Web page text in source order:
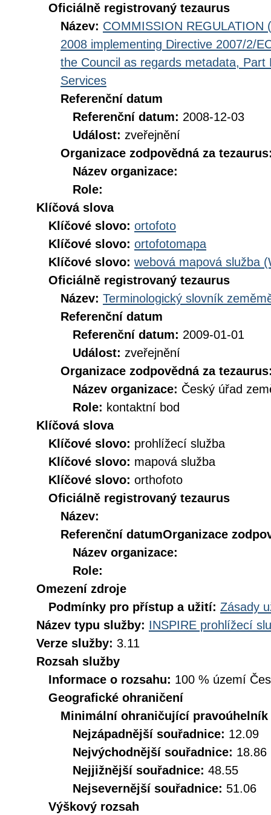
Oficiálně registrovaný tezaurus
Název: COMMISSION REGULATION
2008 implementing Directive 2007/2/
the Council as regards metadata,
Services
Referenční datum
Referenční datum: 2008-12-03
Událost: zveřejnění
Organizace zodpovědná za
Název organizace:
Role:
Klíčová slova
Klíčové slovo: ortofoto
Klíčové slovo: ortofotomapa
Klíčové slovo: webová mapová služba
Oficiálně registrovaný tezaurus
Název: Terminologický slovník
Referenční datum
Referenční datum: 2009-01-01
Událost: zveřejnění
Organizace zodpovědná za
Název organizace: Český úřad
Role: kontaktní bod
Klíčová slova
Klíčové slovo: prohlížecí služba
Klíčové slovo: mapová služba
Klíčové slovo: orthofoto
Oficiálně registrovaný tezaurus
Název:
Referenční datumOrganizace
Název organizace:
Role:
Omezení zdroje
Podmínky pro přístup a užití: Zásady
Název typu služby: INSPIRE prohlížecí
Verze služby: 3.11
Rozsah služby
Informace o rozsahu: 100 % území
Geografické ohraničení
Minimální ohraničující pravoúhelník
Nejzápadnější souřadnice: 12.09
Nejvýchodnější souřadnice: 18.86
Nejjižnější souřadnice: 48.55
Nejsevernější souřadnice: 51.06
Výškový rozsah